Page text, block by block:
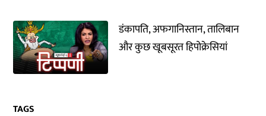
डंकापति, अफगानिस्तान, तालिबान
और कुछ खूबसूरत हिपोक्रेसियां
TAGS